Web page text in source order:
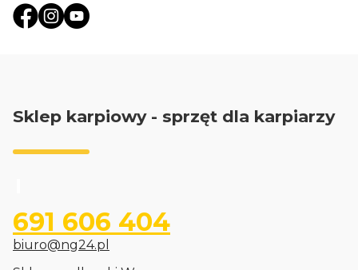
Sklep karpiowy - sprzęt dla karpiarzy
691 606 404
biuro@ng24.pl